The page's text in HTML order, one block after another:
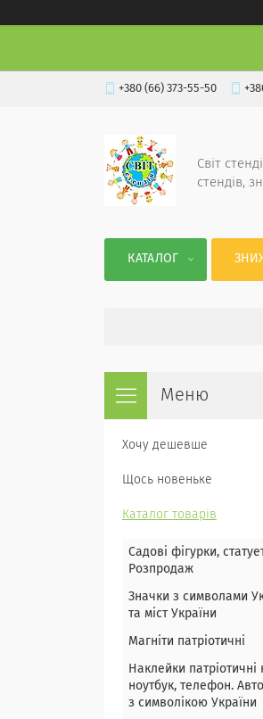
+380 (66) 373-55-50
Світ
стендів,
КАТАЛОГ
Хочу дешевше
Щось новеньке
Каталог товарів
Садові фігурки,
Розпродаж
Значки з символами
та міст України
Магніти патріотичні
Наклейки патріотичні
ноутбук, телефон.
з символікою України